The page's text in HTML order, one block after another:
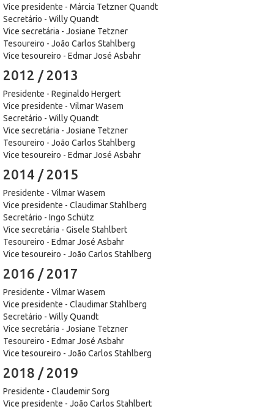
Vice presidente - Márcia Tetzner Quandt
Secretário - Willy Quandt
Vice secretária - Josiane Tetzner
Tesoureiro - João Carlos Stahlberg
Vice tesoureiro - Edmar José Asbahr
2012 / 2013
Presidente - Reginaldo Hergert
Vice presidente - Vilmar Wasem
Secretário - Willy Quandt
Vice secretária - Josiane Tetzner
Tesoureiro - João Carlos Stahlberg
Vice tesoureiro - Edmar José Asbahr
2014 / 2015
Presidente - Vilmar Wasem
Vice presidente - Claudimar Stahlberg
Secretário - Ingo Schütz
Vice secretária - Gisele Stahlbert
Tesoureiro - Edmar José Asbahr
Vice tesoureiro - João Carlos Stahlberg
2016 / 2017
Presidente - Vilmar Wasem
Vice presidente - Claudimar Stahlberg
Secretário - Willy Quandt
Vice secretária - Josiane Tetzner
Tesoureiro - Edmar José Asbahr
Vice tesoureiro - João Carlos Stahlberg
2018 / 2019
Presidente - Claudemir Sorg
Vice presidente - João Carlos Stahlbert